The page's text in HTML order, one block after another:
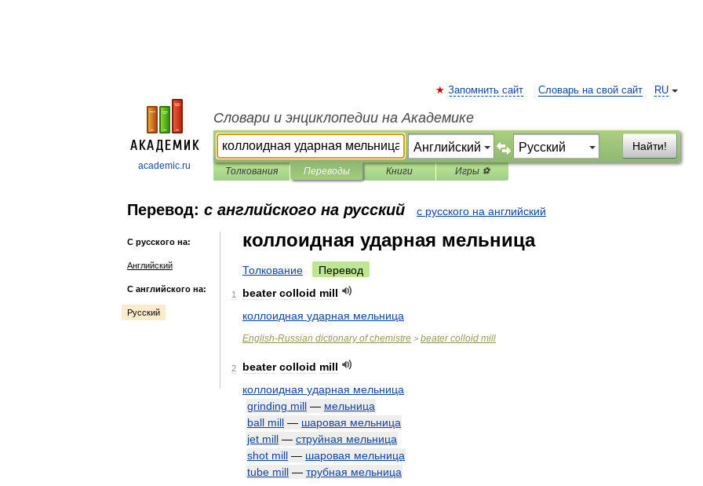
academic.ru
RU
Запомнить сайт Словарь на свой сайт
Словари и энциклопедии на Академике
Найти!
Толкования Переводы Книги Игры ⚽
Перевод: с английского на русский с русского на английский
С русского на:
Английский
С английского на:
Русский
коллоидная ударная мельница
Толкование Перевод
1 beater colloid mill
коллоидная ударная мельница
English-Russian dictionary of chemistre > beater colloid mill
2 beater colloid mill
коллоидная ударная мельница
grinding mill — мельница
ball mill — шаровая мельница
jet mill — струйная мельница
shot mill — шаровая мельница
tube mill — трубная мельница